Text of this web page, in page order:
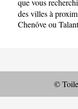
que vous
des villes à
Chenôveou Talant
©